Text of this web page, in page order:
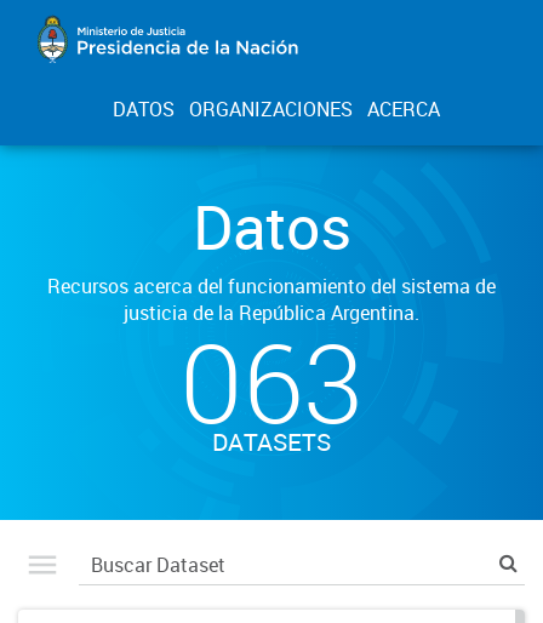
DATOS ORGANIZACIONES ACERCA
Datos
Recursos acerca del funcionamiento del sistema de
justicia de la República Argentina.
063
DATASETS